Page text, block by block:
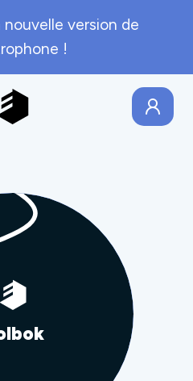
nouvelle version de
!